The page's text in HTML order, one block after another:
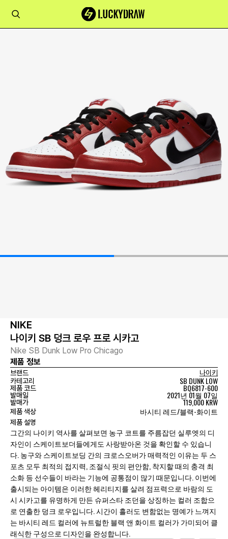
NIKE
나이키 SB 덩크 로우 프로 시카고
Nike SB Dunk Low Pro Chicago
제품 정보
브랜드
나이키
카테고리
SB DUNK LOW
제품 코드 BQ6817-600
발매일 2021년 01월 07일
발매가 119,000 KRW
제품 색상 바시티 레드/블랙-화이트
제품 설명
그간의 나이키 역사를 살펴보면 농구 코트를 주름잡던 실루엣의 디
자인이 스케이트보더들에게도 사랑받아온 것을 확인할 수 있습니
다. 농구와 스케이트보딩 간의 크로스오버가 매력적인 이유는 두 스
포츠 모두 최적의 접지력, 조절식 핏의 편안함, 착지할 때의 충격 최
소화 등 선수들이 바라는 기능에 공통점이 많기 때문입니다. 이번에
출시되는 아이템은 이러한 헤리티지를 살려 점프력으로 바람의 도
시 시카고를 유명하게 만든 슈퍼스타 조던을 상징하는 컬러 조합으
로 연출한 덩크 로우입니다. 시간이 흘러도 변함없는 명예가 느껴지
는 바시티 레드 컬러에 뉴트럴한 블랙 앤 화이트 컬러가 가미되어 클
래식한 구성으로 디자인을 완성합니다.